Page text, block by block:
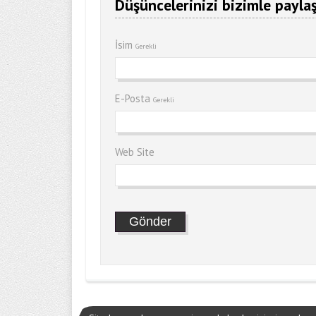
Düşüncelerinizi bizimle
İsim Gerekli
E-Posta Gerekli
Web Site